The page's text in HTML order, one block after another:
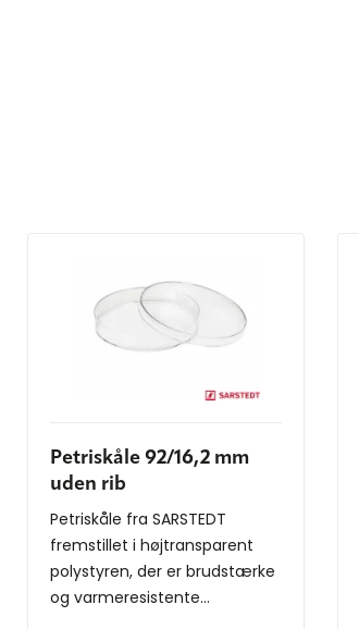
Petriskåle 92/16,2 mm
uden rib
Petriskåle fra SARSTEDT
fremstillet i højtransparent
polystyren, der er brudstærke
og varmeresistente...